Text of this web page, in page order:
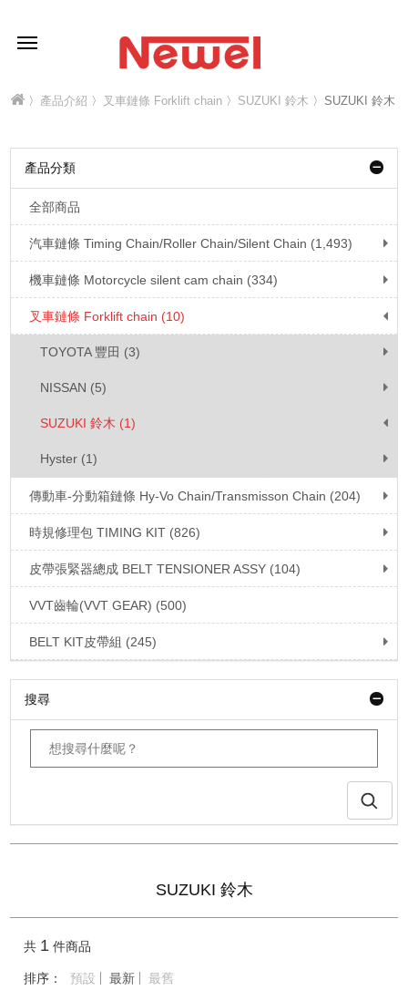
〉 產品介紹 〉 叉車鏈條 Forklift chain 〉 SUZUKI 鈴木 〉SUZUKI 鈴木
產品分類
全部商品
汽車鏈條 Timing Chain/Roller Chain/Silent Chain (1,493)
機車鏈條 Motorcycle silent cam chain (334)
叉車鏈條 Forklift chain (10)
TOYOTA 豐田 (3)
NISSAN (5)
SUZUKI 鈴木 (1)
Hyster (1)
傳動車-分動箱鏈條 Hy-Vo Chain/Transmisson Chain (204)
時規修理包 TIMING KIT (826)
皮帶張緊器總成 BELT TENSIONER ASSY (104)
VVT齒輪(VVT GEAR) (500)
BELT KIT皮帶組 (245)
搜尋
SUZUKI 鈴木
共 1 件商品
排序： 預設 最新 最舊